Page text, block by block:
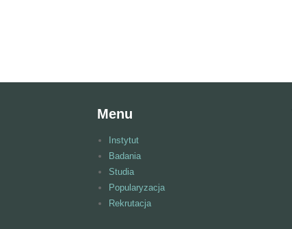
Menu
Instytut
Badania
Studia
Popularyzacja
Rekrutacja